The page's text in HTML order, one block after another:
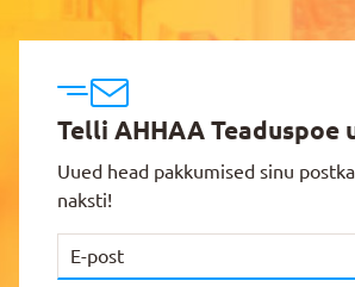
Telli AHHAA Teaduspoe
Uued head pakkumised sinu
naksti!